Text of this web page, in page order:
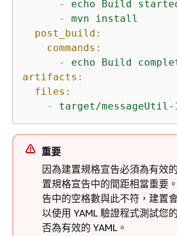
-
echo Build
-
mvn
install
post_build:
commands:
-
echo Build
artifacts:
files:
-
target/
重要
因為建置規格宣告必須為有效
置規格宣告中的間距相當重要
告中的空格數與此不符，建置
以使用 YAML 驗證程式測試您
否為有效的 YAML。